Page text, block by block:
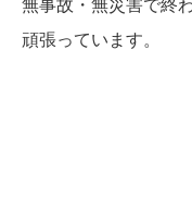
無事故・無災害で終
頑張っています。